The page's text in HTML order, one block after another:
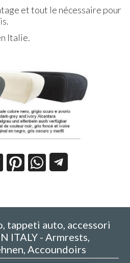
et tout le nécessaire pour
Italie.
tappeti auto, accessori
ITALY - Armrests,
Accoundoirs